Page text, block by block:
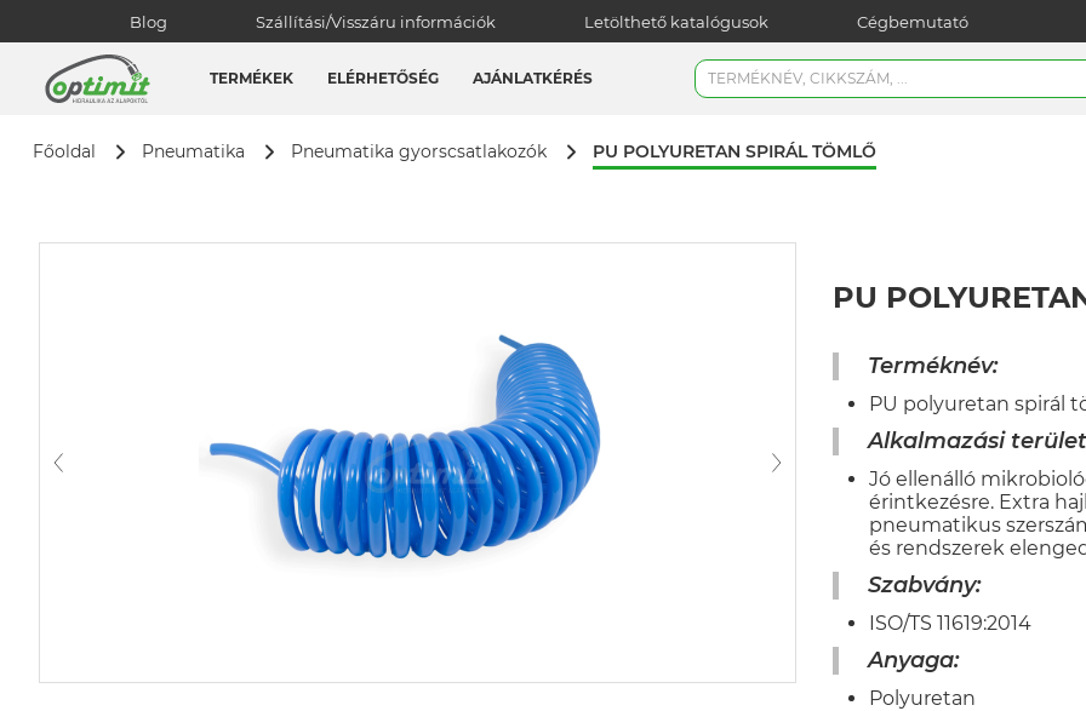
Blog Szállítási/Visszáru információk Letölthető katalógusok Cégbemutató
TERMÉKEK ELÉRHETŐSÉG AJÁNLATKÉRÉS
Főoldal Pneumatika Pneumatika gyorscsatlakozók PU POLYURETAN SPIRÁL TÖMLŐ
PU
Terméknév:
PU polyuretan spirál
Alkalmazási
Jó ellenálló
érintkezésre. Extra
pneumatikus
és rendszerek
Szabvány:
ISO/TS 11619:2014
Anyaga:
Polyuretan